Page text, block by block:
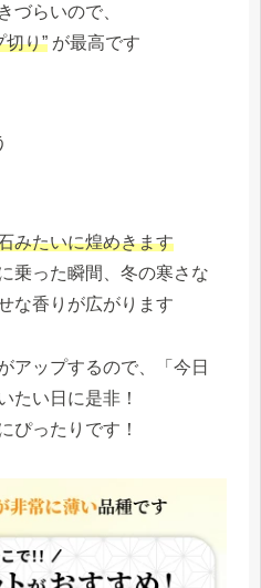
づらいので、
切り” が最高です
みたいに煌めきます
乗った瞬間、冬の寒さな
な香りが広がります
アップするので、「今日
たい日に是非！
ぴったりです！